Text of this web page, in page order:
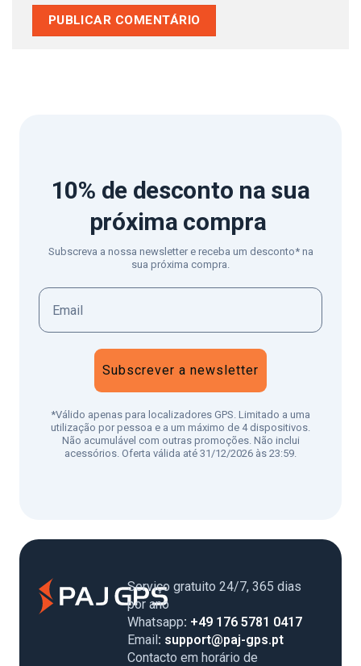
10% de desconto na sua
próxima compra
Subscreva a nossa newsletter e receba um desconto* na
sua próxima compra.
Subscrever a newsletter
*Válido apenas para localizadores GPS. Limitado a uma
utilização por pessoa e a um máximo de 4 dispositivos.
Não acumulável com outras promoções. Não inclui
acessórios. Oferta válida até 31/12/2026 às 23:59.
Serviço gratuito 24/7, 365 dias
por ano
Whatsapp: +49 176 5781 0417
Email : support@paj-gps.pt
Contacto em horário de